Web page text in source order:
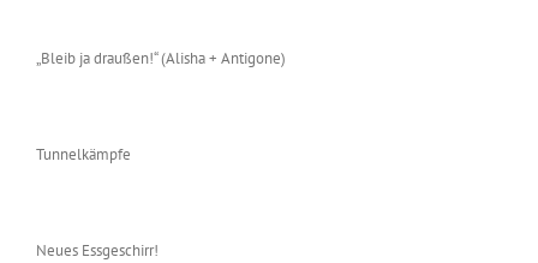
„Bleib ja draußen!“ (Alisha + Antigone)
Tunnelkämpfe
Neues Essgeschirr!